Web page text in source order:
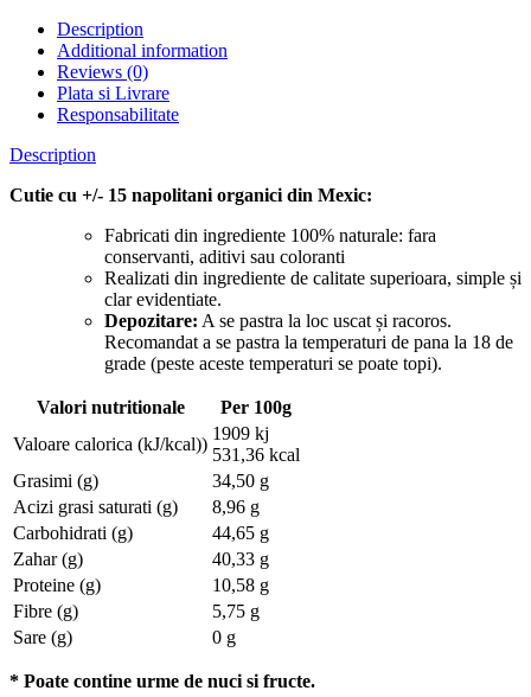
Description
Additional information
Reviews (0)
Plata si Livrare
Responsabilitate
Description
Cutie cu +/- 15 napolitani organici din Mexic:
Fabricati din ingrediente 100% naturale: fara
conservanti, aditivi sau coloranti
Realizati din ingrediente de calitate superioara, simple și
clar evidentiate.
Depozitare: A se pastra la loc uscat și racoros.
Recomandat a se pastra la temperaturi de pana la 18 de
grade (peste aceste temperaturi se poate topi).
Valori nutritionale
Per 100g
Valoare calorica (kJ/kcal))
1909 kj
531,36 kcal
Grasimi (g)
34,50 g
Acizi grasi saturati (g)
8,96 g
Carbohidrati (g)
44,65 g
Zahar (g)
40,33 g
Proteine (g)
10,58 g
Fibre (g)
5,75 g
Sare (g)
0 g
* Poate contine urme de nuci si fructe.